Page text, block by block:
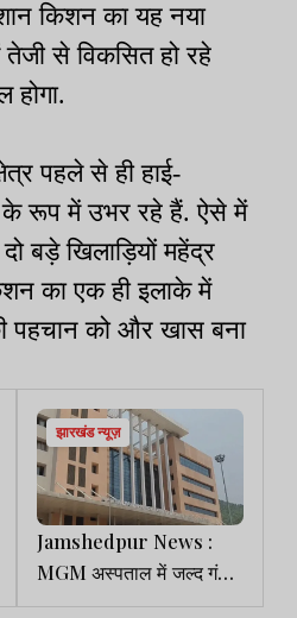
किशन का यह नया
तेजी से विकसित हो रहे
होगा.
पहले से ही हाई-
के रूप में उभर रहे हैं. ऐसे में
बड़े खिलाड़ियों महेंद्र
का एक ही इलाके में
पहचान को और खास बना
झारखंड न्यूज़
Jamshedpur News :
MGM अस्पताल में जल्द गंभीर
बीमारियों का भी होगा इलाज